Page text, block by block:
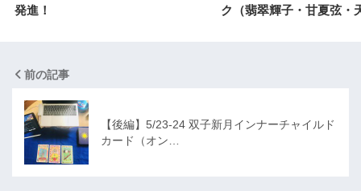
発進！
ク（翡翠輝子・甘夏弦・
前の記事
【後編】5/23-24 双子新月インナーチャイルド
カード（オン…